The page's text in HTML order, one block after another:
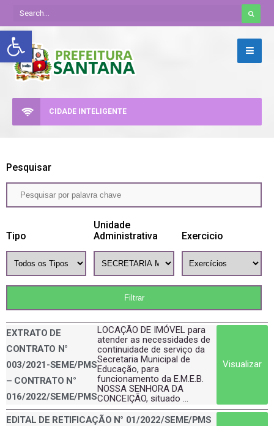
Abrir a barra de ferramentas
CIDADE INTELIGENTE
Pesquisar
Tipo
Unidade
Administrativa
Exercicio
EXTRATO DE
CONTRATO N°
003/2021-SEME/PMS
– CONTRATO N°
016/2022/SEME/PMS
LOCAÇÃO DE IMÓVEL para
atender as necessidades de
continuidade de serviço da
Secretaria Municipal de
Educação, para
funcionamento da E.M.E.B.
NOSSA SENHORA DA
CONCEIÇÃO, situado ...
Visualizar
EDITAL DE RETIFICAÇÃO N° 01/2022/SEME/PMS